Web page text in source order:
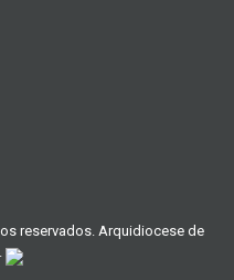
reservados. Arquidiocese de